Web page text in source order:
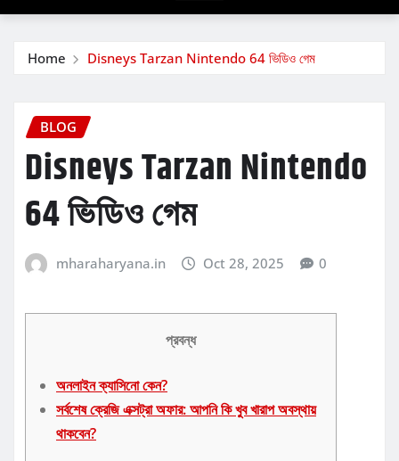
Home Disneys Tarzan Nintendo 64 ভিডিও গেম
BLOG
Disneys Tarzan Nintendo
64 ভিডিও গেম
mharaharyana.in Oct 28, 2025 0
প্রবন্ধ
অনলাইন ক্যাসিনো কেন?
সর্বশেষ ক্রেজি এক্সট্রা অফার: আপনি কি খুব খারাপ অবস্থায়
থাকবেন?